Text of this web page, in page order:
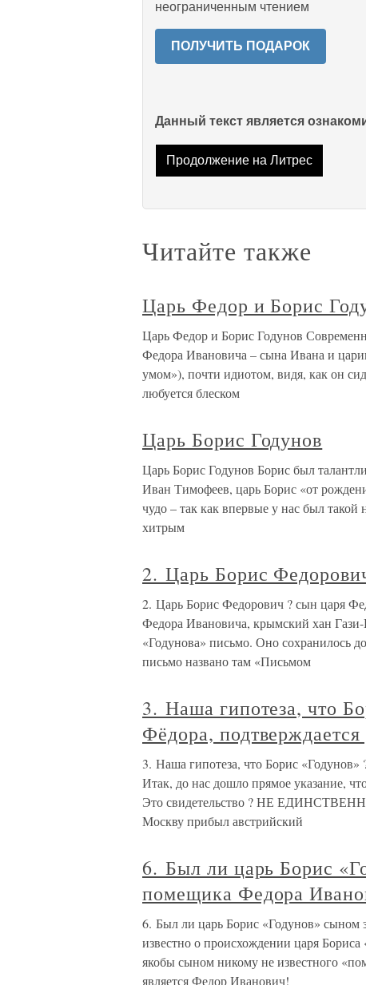
неограниченным чтением
ПОЛУЧИТЬ ПОДАРОК
Данный текст является
Продолжение на Литрес
Читайте также
Царь Федор и Борис
Царь Федор и Борис Годунов
Федора Ивановича – сына Ивана и
умом»), почти идиотом, видя, как он
любуется блеском
Царь Борис Годунов
Царь Борис Годунов Борис был
Иван Тимофеев, царь Борис «от
чудо – так как впервые у нас был
хитрым
2. Царь Борис
2. Царь Борис Федорович ? сын царя
Федора Ивановича, крымский хан
«Годунова» письмо. Оно сохранилось
письмо названо там «Письмом
3. Наша гипотеза, что
Фёдора,
3. Наша гипотеза, что Борис
Итак, до нас дошло прямое указание,
Это свидетельство ? НЕ
Москву прибыл австрийский
6. Был ли царь Борис
помещика Федора
6. Был ли царь Борис «Годунов» сыном
известно о происхождении царя
якобы сыном никому не известного
является Федор Иванович!